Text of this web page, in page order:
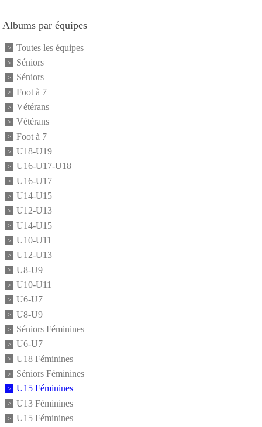
Albums par équipes
Toutes les équipes
Séniors
Séniors
Foot à 7
Vétérans
Vétérans
Foot à 7
U18-U19
U16-U17-U18
U16-U17
U14-U15
U12-U13
U14-U15
U10-U11
U12-U13
U8-U9
U10-U11
U6-U7
U8-U9
Séniors Féminines
U6-U7
U18 Féminines
Séniors Féminines
U15 Féminines
U13 Féminines
U15 Féminines